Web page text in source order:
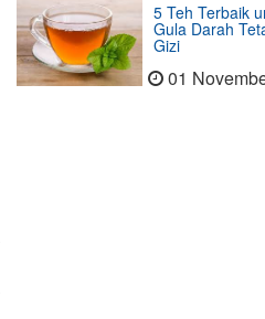
5 Teh Terbaik
Gula Darah
Gizi
01